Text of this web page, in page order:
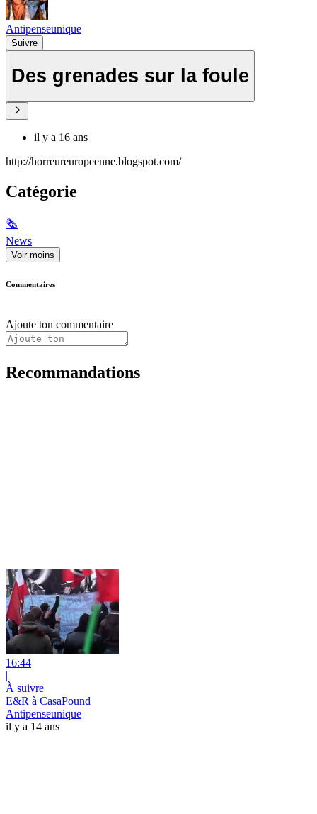
Antipenseunique
Suivre
Des grenades sur la foule
il y a 16 ans
http://horreureuropeenne.blogspot.com/
Catégorie
🗞
News
Voir moins
Commentaires
Ajoute ton commentaire
Recommandations
16:44
|
À suivre
E&R à CasaPound
Antipenseunique
il y a 14 ans